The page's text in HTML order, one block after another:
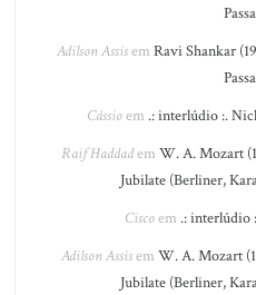
Adilson Assisem Ravi Shankar
Cássioem .: interlúdio :.
Raif Haddadem W. A. Mozart
Jubilate (Berliner,
Ciscoem .: interlúdio
Adilson Assisem W. A. Mozart
Jubilate (Berliner,